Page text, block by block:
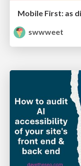
Mobile First: as
swwweet